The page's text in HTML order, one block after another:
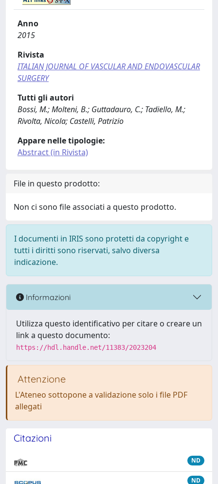
Anno
2015
Rivista
ITALIAN JOURNAL OF VASCULAR AND ENDOVASCULAR
SURGERY
Tutti gli autori
Bossi, M.; Molteni, B.; Guttadauro, C.; Tadiello, M.;
Rivolta, Nicola; Castelli, Patrizio
Appare nelle tipologie:
Abstract (in Rivista)
File in questo prodotto:
Non ci sono file associati a questo prodotto.
I documenti in IRIS sono protetti da copyright e
tutti i diritti sono riservati, salvo diversa
indicazione.
Informazioni
Utilizza questo identificativo per citare o creare un
link a questo documento:
https://hdl.handle.net/11383/2023204
Attenzione
L'Ateneo sottopone a validazione solo i file PDF
allegati
Citazioni
ND
ND